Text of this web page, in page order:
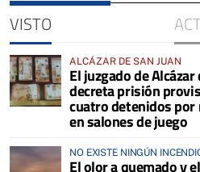
VISTO
ALCÁZAR DE SAN JUAN
El juzgado de Alcázar
decreta prisión
cuatro detenidos por
en salones de juego
NO EXISTE NINGÚN
COMARCA
El olor a quemado y